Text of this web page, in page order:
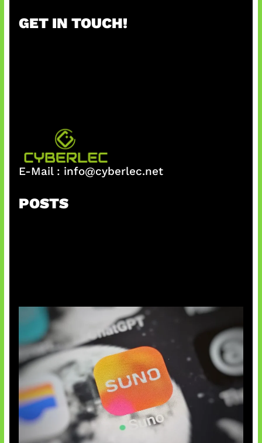
c
GET IN TOUCH!
E-Mail : info@cyberlec.net
POSTS